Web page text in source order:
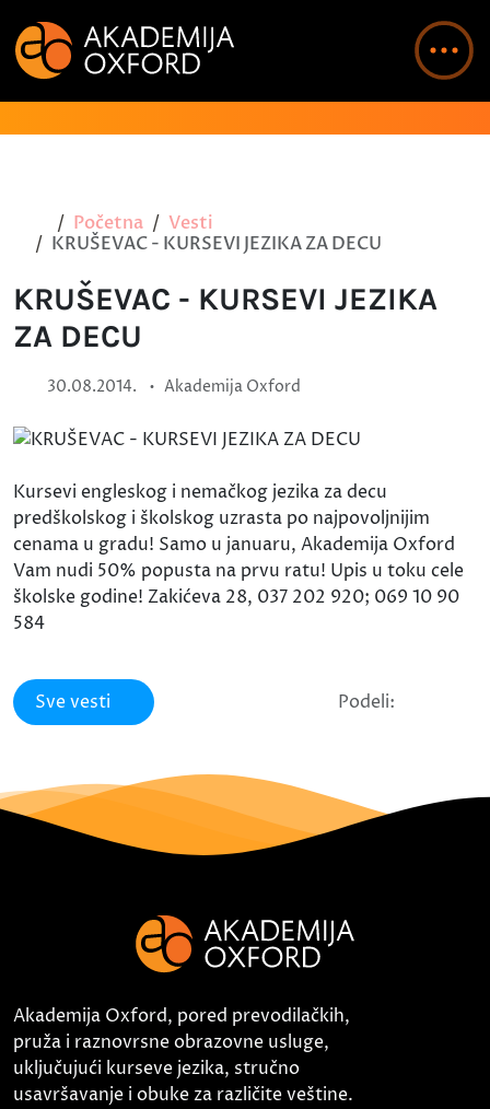
Početna
Vesti
KRUŠEVAC - KURSEVI JEZIKA ZA DECU
KRUŠEVAC - KURSEVI JEZIKA
ZA DECU
30.08.2014. • Akademija Oxford
Kursevi engleskog i nemačkog jezika za decu
predškolskog i školskog uzrasta po najpovoljnijim
cenama u gradu! Samo u januaru, Akademija Oxford
Vam nudi 50% popusta na prvu ratu! Upis u toku cele
školske godine! Zakićeva 28, 037 202 920; 069 10 90
584
Sve vesti Podeli:
Akademija Oxford, pored prevodilačkih,
pruža i raznovrsne obrazovne usluge,
uključujući kurseve jezika, stručno
usavršavanje i obuke za različite veštine.